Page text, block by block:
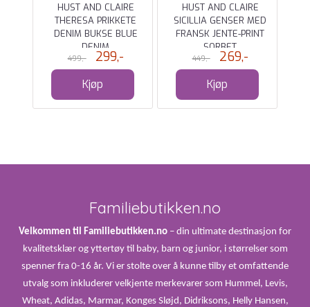
HUST AND CLAIRE
THERESA PRIKKETE
DENIM BUKSE BLUE
DENIM
499,- 299,-
Kjøp
HUST AND CLAIRE
SICILLIA GENSER MED
FRANSK JENTE-PRINT
SORBET
449,- 269,-
Kjøp
Familiebutikken.no
Velkommen til Familiebutikken.no – din ultimate destinasjon for
kvalitetsklær og yttertøy til baby, barn og junior, i størrelser som
spenner fra 0-16 år. Vi er stolte over å kunne tilby et omfattende
utvalg som inkluderer velkjente merkevarer som Hummel, Levis,
Wheat, Adidas, Marmar, Konges Sløjd, Didriksons, Helly Hansen,